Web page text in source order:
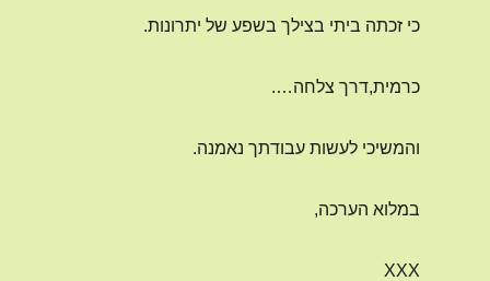
כי זכתה ביתי בצילך בשפע של יתרונות.
כרמית,דרך צלחה….
והמשיכי לעשות עבודתך נאמנה.
במלוא הערכה,
XXX